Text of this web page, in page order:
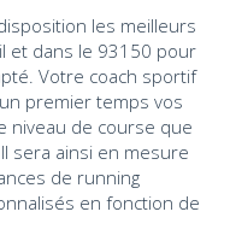
les meilleurs
et dans le 93150 pour
Votre coach sportif
premier temps vos
niveau de course que
sera ainsi en mesure
de running
en fonction de